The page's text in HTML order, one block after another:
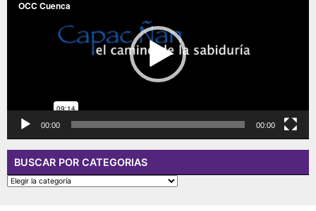
00:00 00:00
BUSCAR POR CATEGORIAS
BUSCAR